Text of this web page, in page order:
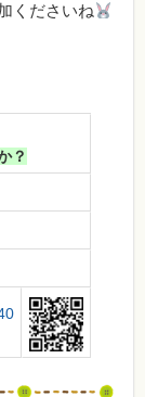
くださいね
？